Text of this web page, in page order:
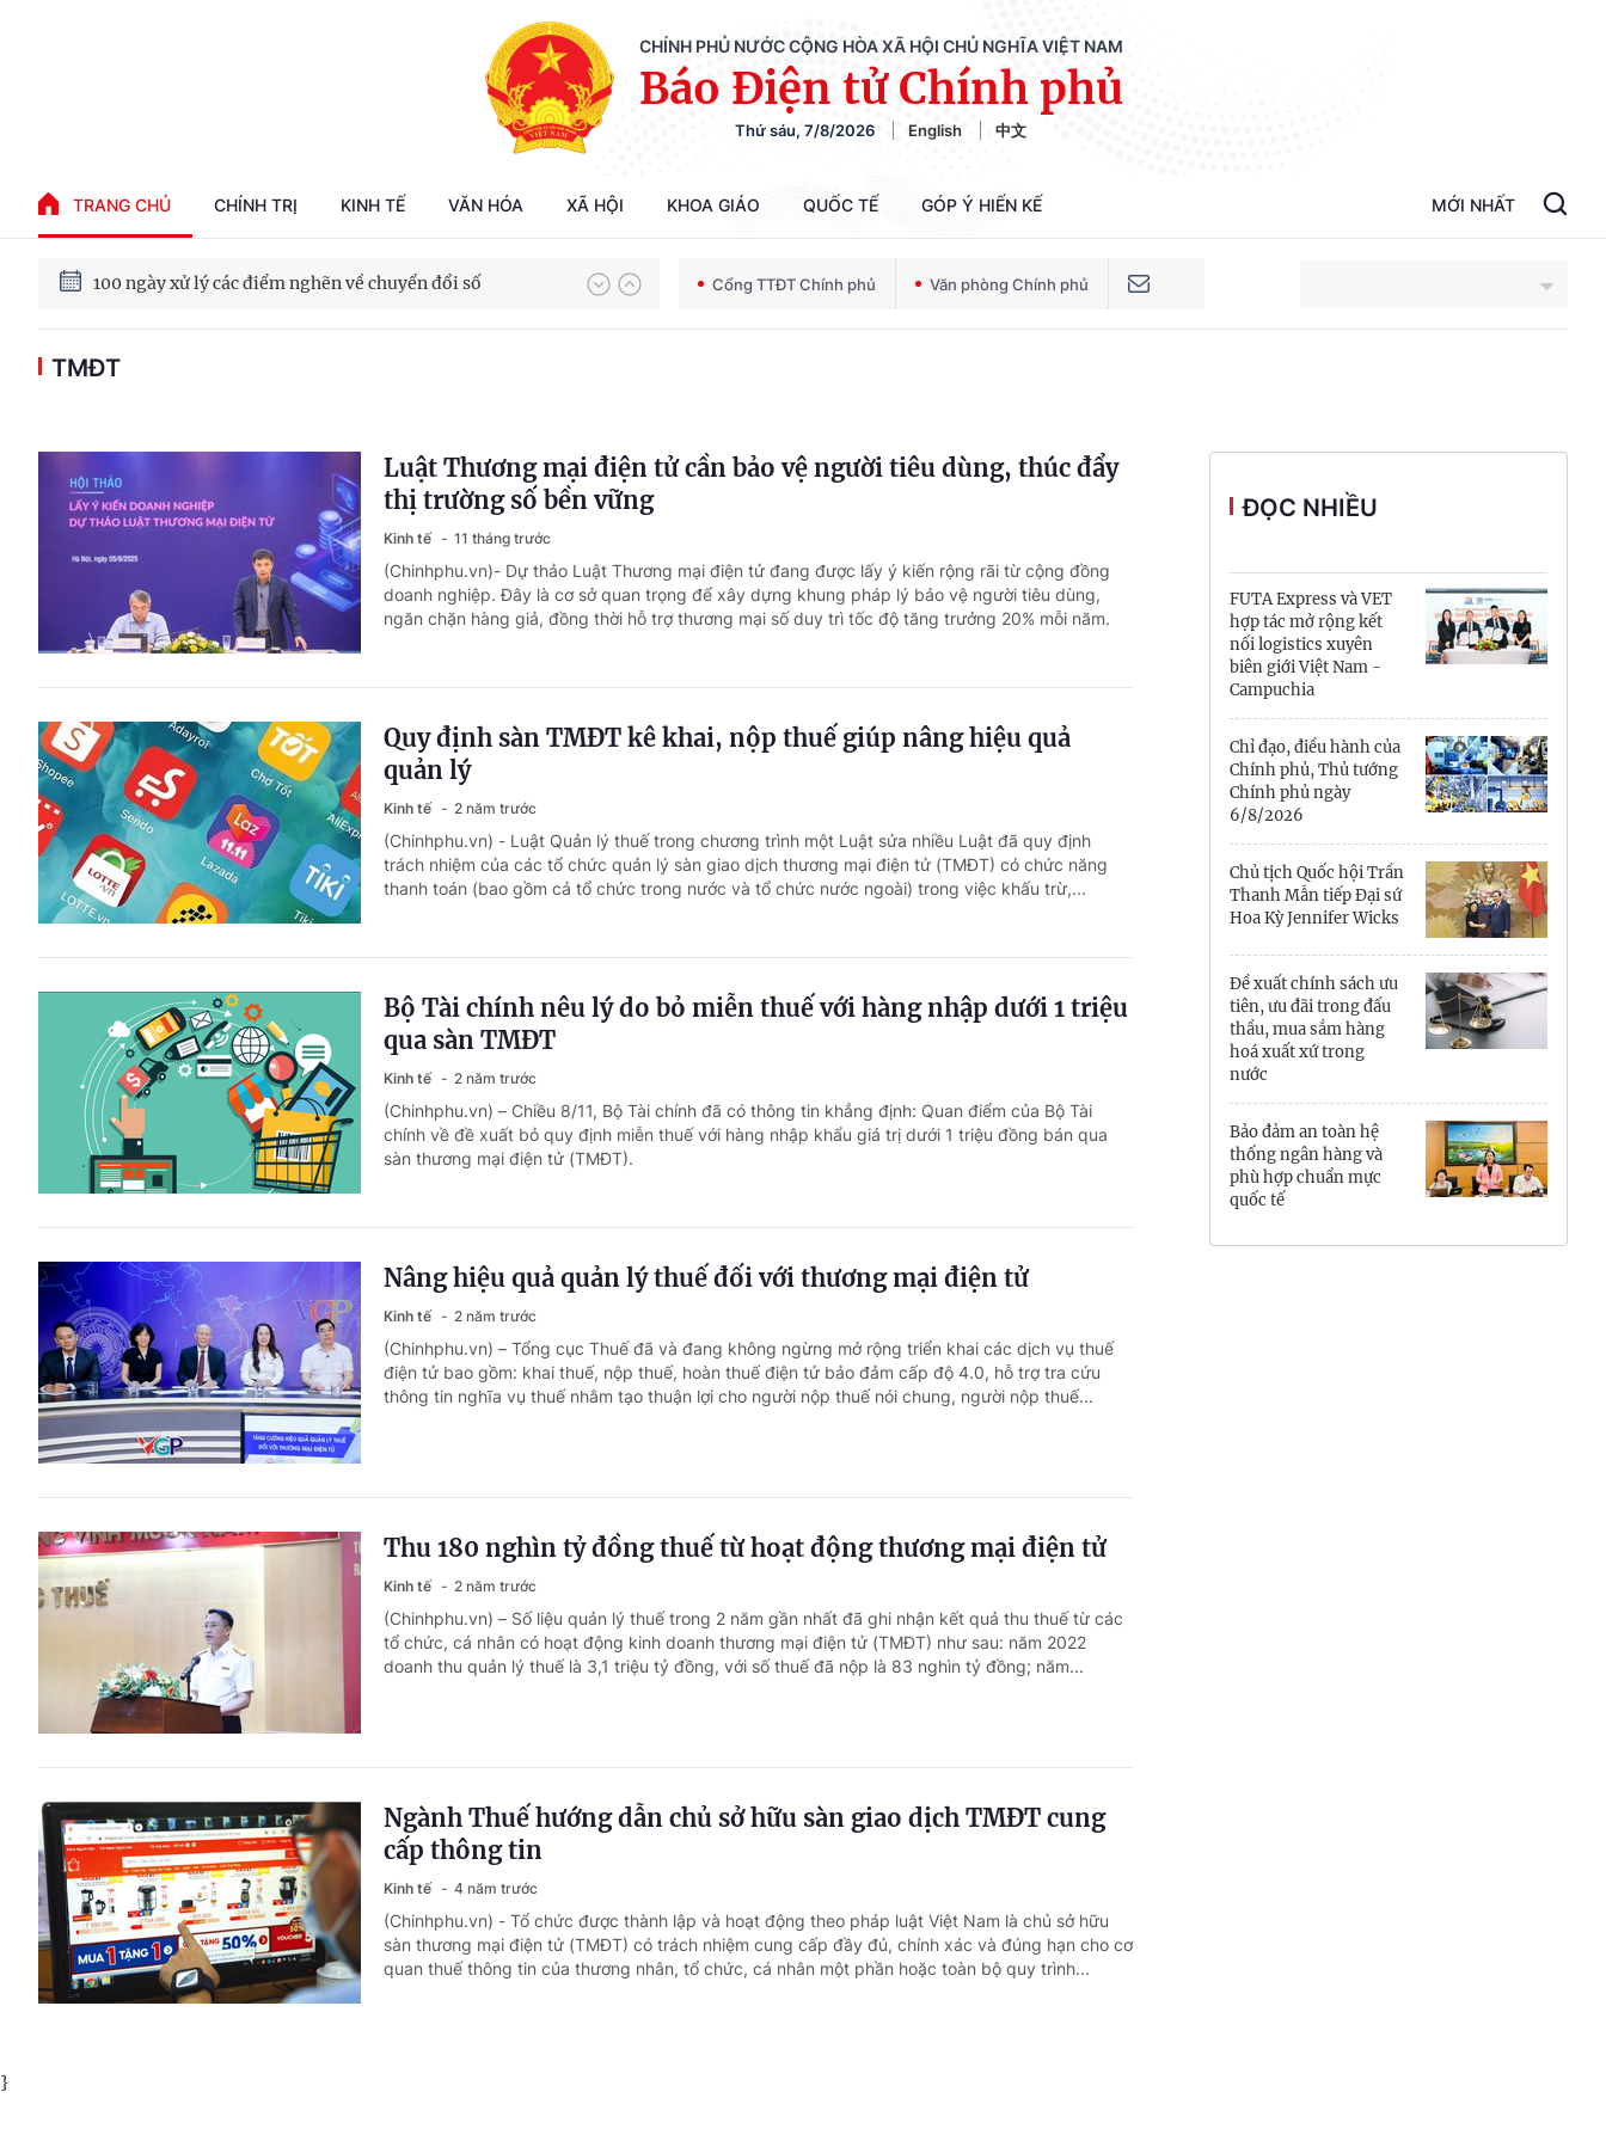
CHÍNH PHỦ NƯỚC CỘNG HÒA XÃ HỘI CHỦ NGHĨA VIỆT NAM
Báo Điện tử Chính phủ
Thứ sáu, 7/8/2026 English 中文
TRANG CHỦ CHÍNH TRỊ KINH TẾ VĂN HÓA XÃ HỘI KHOA GIÁO QUỐC TẾ GÓP Ý HIẾN KẾ MỚI NHẤT
Chiến dịch 500 ngày đêm tìm kiếm, quy tập và xác định danh tính hài cốt liệt sĩ
100 ngày xử lý các điểm nghẽn về chuyển đổi số
Phát triển nhà ở cho thuê - Trụ cột chiến lược, lâu dài
Chiến dịch 500 ngày đêm tìm kiếm, quy tập và xác định danh tính hài cốt liệt sĩ
Cổng TTĐT Chính phủ Văn phòng Chính phủ
Cần Thơ
Điện Biên
Đắk Lắk
Đồng Nai
Đồng Tháp
Gia Lai
Hồ Chí Minh
Hà Tĩnh
Hưng Yên
Hải Phòng
TMĐT
Luật Thương mại điện tử cần bảo vệ người tiêu dùng, thúc đẩy
thị trường số bền vững
Kinh tế 11 tháng trước
(Chinhphu.vn)- Dự thảo Luật Thương mại điện tử đang được lấy ý kiến rộng rãi từ cộng đồng
doanh nghiệp. Đây là cơ sở quan trọng để xây dựng khung pháp lý bảo vệ người tiêu dùng,
ngăn chặn hàng giả, đồng thời hỗ trợ thương mại số duy trì tốc độ tăng trưởng 20% mỗi năm.
Quy định sàn TMĐT kê khai, nộp thuế giúp nâng hiệu quả
quản lý
Kinh tế 2 năm trước
(Chinhphu.vn) - Luật Quản lý thuế trong chương trình một Luật sửa nhiều Luật đã quy định
trách nhiệm của các tổ chức quản lý sàn giao dịch thương mại điện tử (TMĐT) có chức năng
thanh toán (bao gồm cả tổ chức trong nước và tổ chức nước ngoài) trong việc khấu trừ,...
Bộ Tài chính nêu lý do bỏ miễn thuế với hàng nhập dưới 1 triệu
qua sàn TMĐT
Kinh tế 2 năm trước
(Chinhphu.vn) – Chiều 8/11, Bộ Tài chính đã có thông tin khẳng định: Quan điểm của Bộ Tài
chính về đề xuất bỏ quy định miễn thuế với hàng nhập khẩu giá trị dưới 1 triệu đồng bán qua
sàn thương mại điện tử (TMĐT).
Nâng hiệu quả quản lý thuế đối với thương mại điện tử
Kinh tế 2 năm trước
(Chinhphu.vn) – Tổng cục Thuế đã và đang không ngừng mở rộng triển khai các dịch vụ thuế
điện tử bao gồm: khai thuế, nộp thuế, hoàn thuế điện tử bảo đảm cấp độ 4.0, hỗ trợ tra cứu
thông tin nghĩa vụ thuế nhằm tạo thuận lợi cho người nộp thuế nói chung, người nộp thuế...
Thu 180 nghìn tỷ đồng thuế từ hoạt động thương mại điện tử
Kinh tế 2 năm trước
(Chinhphu.vn) – Số liệu quản lý thuế trong 2 năm gần nhất đã ghi nhận kết quả thu thuế từ các
tổ chức, cá nhân có hoạt động kinh doanh thương mại điện tử (TMĐT) như sau: năm 2022
doanh thu quản lý thuế là 3,1 triệu tỷ đồng, với số thuế đã nộp là 83 nghìn tỷ đồng; năm...
Ngành Thuế hướng dẫn chủ sở hữu sàn giao dịch TMĐT cung
cấp thông tin
Kinh tế 4 năm trước
(Chinhphu.vn) - Tổ chức được thành lập và hoạt động theo pháp luật Việt Nam là chủ sở hữu
sàn thương mại điện tử (TMĐT) có trách nhiệm cung cấp đầy đủ, chính xác và đúng hạn cho cơ
quan thuế thông tin của thương nhân, tổ chức, cá nhân một phần hoặc toàn bộ quy trình...
ĐỌC NHIỀU
FUTA Express và VET
hợp tác mở rộng kết
nối logistics xuyên
biên giới Việt Nam -
Campuchia
Chỉ đạo, điều hành của
Chính phủ, Thủ tướng
Chính phủ ngày
6/8/2026
Chủ tịch Quốc hội Trần
Thanh Mẫn tiếp Đại sứ
Hoa Kỳ Jennifer Wicks
Đề xuất chính sách ưu
tiên, ưu đãi trong đấu
thầu, mua sắm hàng
hoá xuất xứ trong
nước
Bảo đảm an toàn hệ
thống ngân hàng và
phù hợp chuẩn mực
quốc tế
}